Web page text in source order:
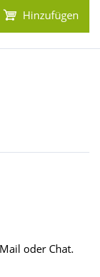
Hinzufügen
oder Chat.